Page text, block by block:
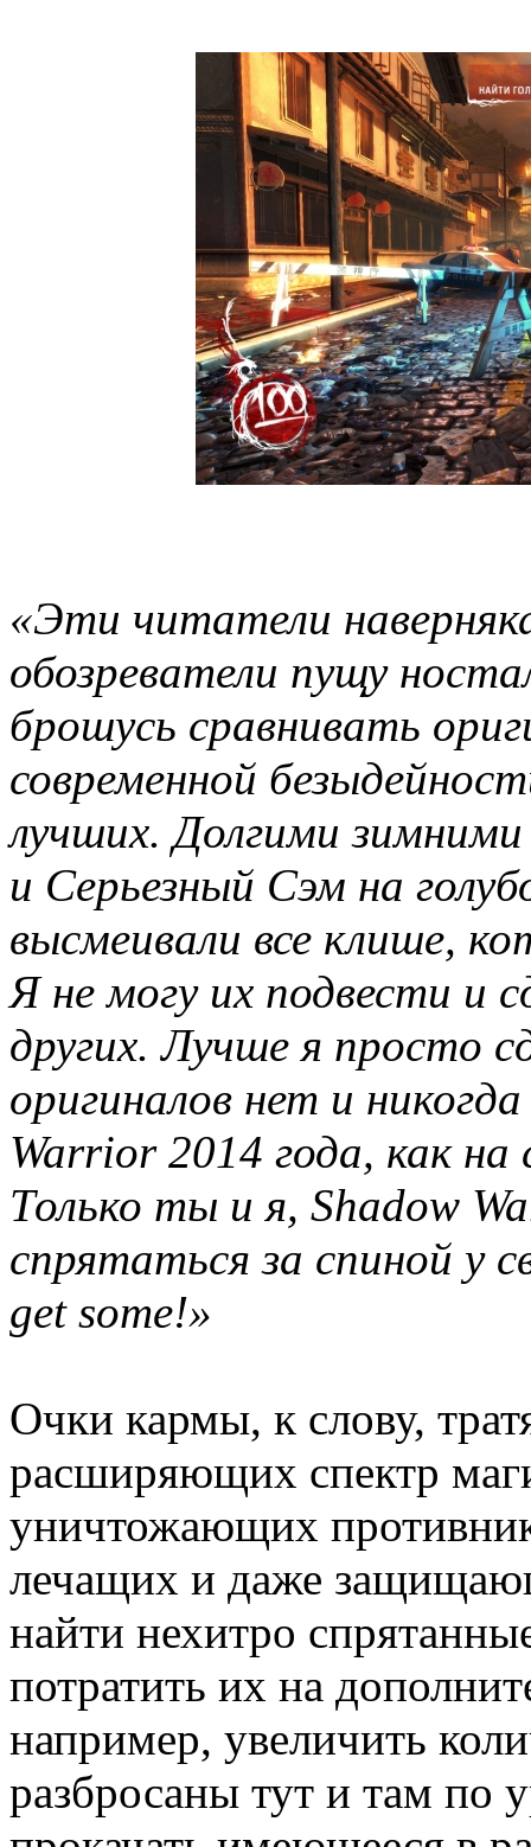
«Эти читатели
обозреватели пущу
брошусь сравнивать
современной
лучших. Долгими
и Серьезный Сэм на
высмеивали все клише,
Я не могу их подвести и
других. Лучше я просто
оригиналов нет и
Warrior 2014 года, как
Только ты и я, Shadow
спрятаться за спиной у
get some!»
Очки кармы, к слову,
расширяющих спектр
уничтожающих
лечащих и даже
найти нехитро
потратить их на
например, увеличить
разбросаны тут и там по